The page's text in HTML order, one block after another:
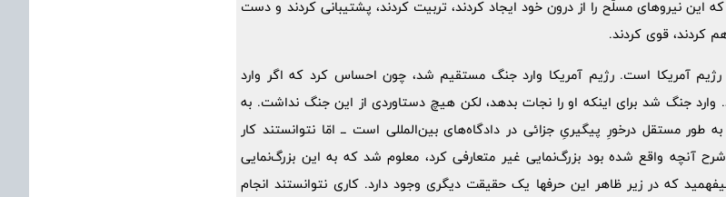
نیروهای مسلّح را از درون خود ایجاد کردند، تربیت کردند، پشتیبانی کردند و دست
کردند، قوی کردند.
رژیم آمریکا است. رژیم آمریکا وارد جنگ مستقیم شد، چون احساس کرد که اگر وارد
جنگ شد برای اینکه او را نجات بدهد، لکن هیچ دستاوردی از این جنگ نداشت. به
طور مستقل درخورِ پیگیریِ جزائی در دادگاه‌های بین‌المللی است ــ امّا نتوانستند کار
بدهند. رئیس‌جمهور آمریکا(1) در شرح آنچه واقع شده بود بزرگ‌نمایی غیر متعارفی کرد، معلوم شد که به این بزرگ‌نمایی
که در زیر ظاهر این حرفها یک حقیقت دیگری وجود دارد. کاری نتوانستند انجام